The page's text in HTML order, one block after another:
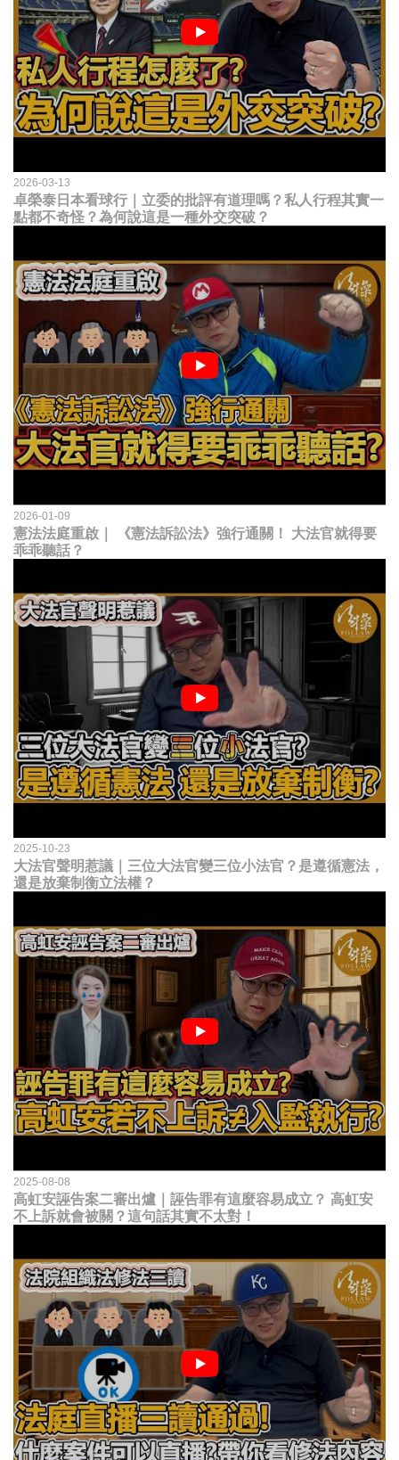
2026-03-13
卓榮泰日本看球行｜立委的批評有道理嗎？私人行程其實一
點都不奇怪？為何說這是一種外交突破？
2026-01-09
憲法法庭重啟｜ 《憲法訴訟法》強行通關！ 大法官就得要
乖乖聽話？
2025-10-23
大法官聲明惹議｜三位大法官變三位小法官？是遵循憲法，
還是放棄制衡立法權？
2025-08-08
高虹安誣告案二審出爐｜誣告罪有這麼容易成立？ 高虹安
不上訴就會被關？這句話其實不太對！